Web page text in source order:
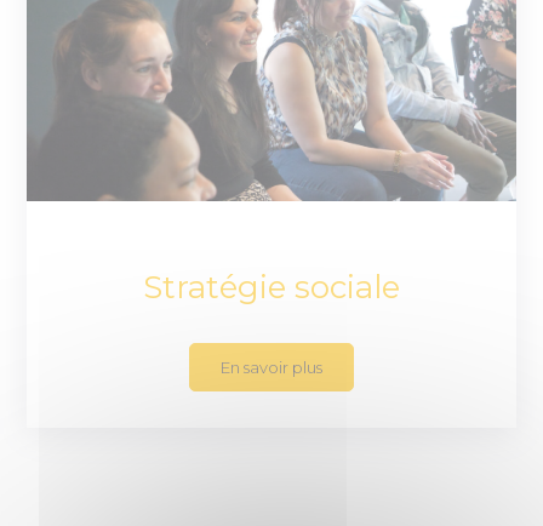
Stratégie sociale
En savoir plus